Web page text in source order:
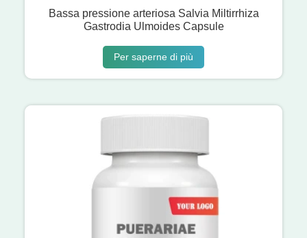
Bassa pressione arteriosa Salvia Miltirrhiza
Gastrodia Ulmoides Capsule
Per saperne di più